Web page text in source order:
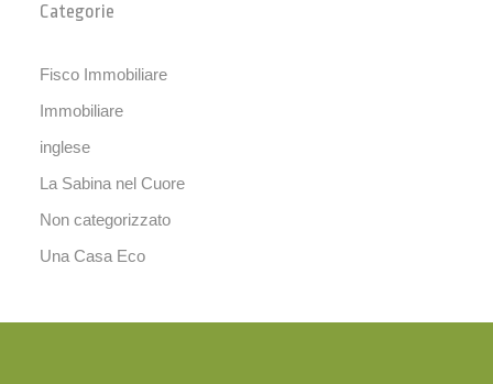
Categorie
Fisco Immobiliare
Immobiliare
inglese
La Sabina nel Cuore
Non categorizzato
Una Casa Eco